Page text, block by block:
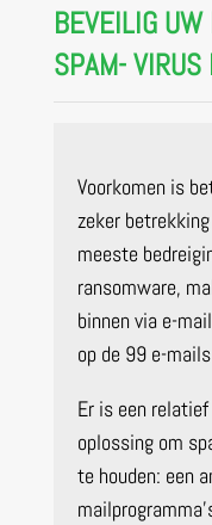
BEVEILIG
SPAM-
Voorkomen is
zeker
meeste
ransomware,
binnen via e-
op de 99 e-
Er is een
oplossing om
te houden: een